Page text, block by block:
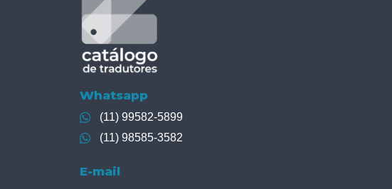
Whatsapp
(11) 99582-5899
(11) 98585-3582
E-mail